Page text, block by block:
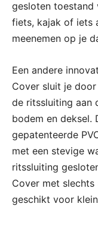
gesloten toestand
fiets, kajak of iets
meenemen op je
Een andere
Cover sluit je
de ritssluiting aan
bodem en deksel.
gepatenteerde
met een stevige
ritssluiting
Cover met
geschikt voor